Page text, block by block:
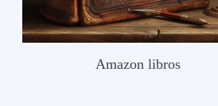
Amazon libros